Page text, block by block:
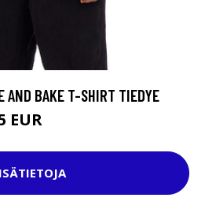
AND BAKE T-SHIRT TIEDYE
EUR